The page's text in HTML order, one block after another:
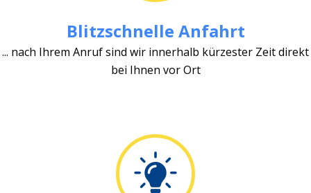
Blitzschnelle Anfahrt
... nach Ihrem Anruf sind wir innerhalb kürzester Zeit direkt
bei Ihnen vor Ort